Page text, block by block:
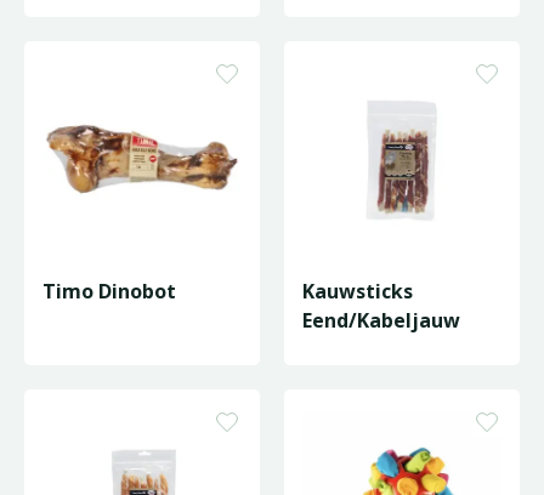
Timo Dinobot
Kauwsticks
Eend/Kabeljauw